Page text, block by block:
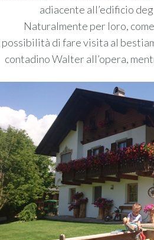
adiacente all’edificio
Naturalmente per loro,
possibilità di fare visita al
contadino Walter all’opera,